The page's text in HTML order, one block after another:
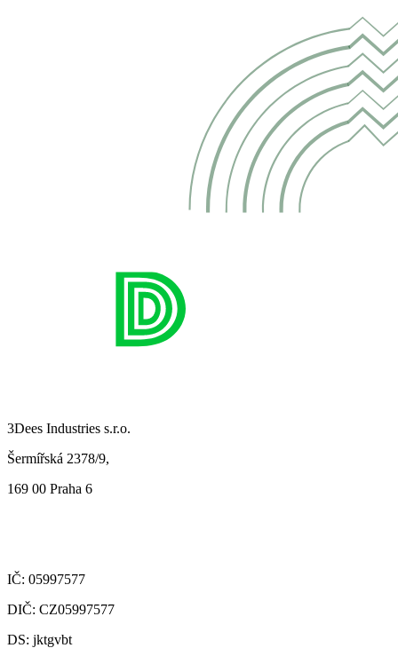
3Dees Industries s.r.o.
Šermířská 2378/9,
169 00 Praha 6
IČ: 05997577
DIČ: CZ05997577
DS: jktgvbt